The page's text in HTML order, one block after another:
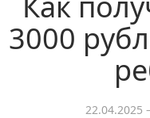
3000
22.04.2025